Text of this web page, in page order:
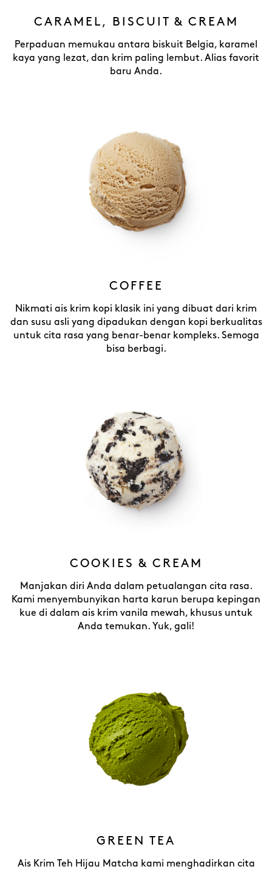
CARAMEL, BISCUIT & CREAM
Perpaduan memukau antara biskuit Belgia, karamel
kaya yang lezat, dan krim paling lembut. Alias favorit
baru Anda.
COFFEE
Nikmati ais krim kopi klasik ini yang dibuat dari krim
dan susu asli yang dipadukan dengan kopi berkualitas
untuk cita rasa yang benar-benar kompleks. Semoga
bisa berbagi.
COOKIES & CREAM
Manjakan diri Anda dalam petualangan cita rasa.
Kami menyembunyikan harta karun berupa kepingan
kue di dalam ais krim vanila mewah, khusus untuk
Anda temukan. Yuk, gali!
GREEN TEA
Ais Krim Teh Hijau Matcha kami menghadirkan cita